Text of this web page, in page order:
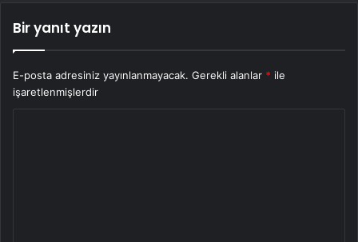
Bir yanıt yazın
E-posta adresiniz yayınlanmayacak. Gerekli alanlar * ile
işaretlenmişlerdir